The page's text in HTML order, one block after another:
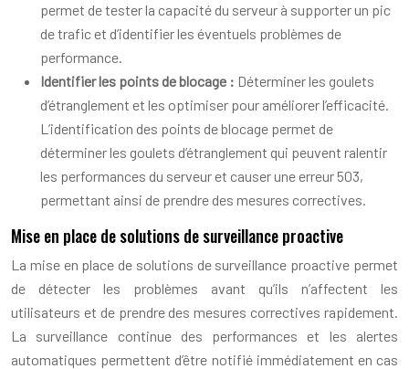
permet de tester la capacité du serveur à supporter un pic
de trafic et d’identifier les éventuels problèmes de
performance.
Identifier les points de blocage : Déterminer les goulets
d’étranglement et les optimiser pour améliorer l’efficacité.
L’identification des points de blocage permet de
déterminer les goulets d’étranglement qui peuvent ralentir
les performances du serveur et causer une erreur 503,
permettant ainsi de prendre des mesures correctives.
Mise en place de solutions de surveillance proactive
La mise en place de solutions de surveillance proactive permet
de détecter les problèmes avant qu’ils n’affectent les
utilisateurs et de prendre des mesures correctives rapidement.
La surveillance continue des performances et les alertes
automatiques permettent d’être notifié immédiatement en cas